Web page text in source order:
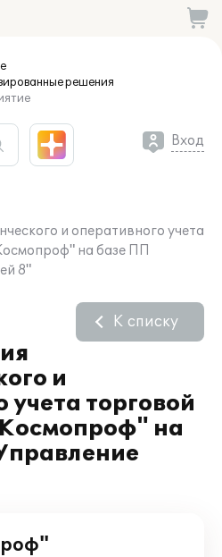
решения
Вход
и оперативного учета
на базе ПП
8"
и
учета торговой
на
К списку